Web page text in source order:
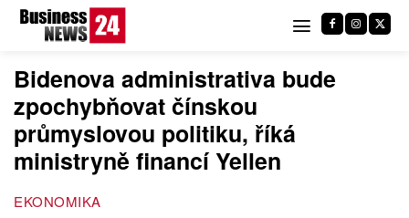
Bidenova administrativa bude
zpochybňovat čínskou
průmyslovou politiku, říká
ministryně financí Yellen
EKONOMIKA